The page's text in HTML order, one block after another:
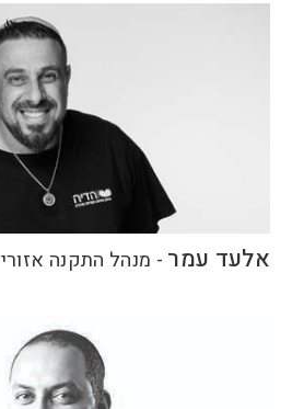
אלעד עמר - מנהל התקנה אזורי